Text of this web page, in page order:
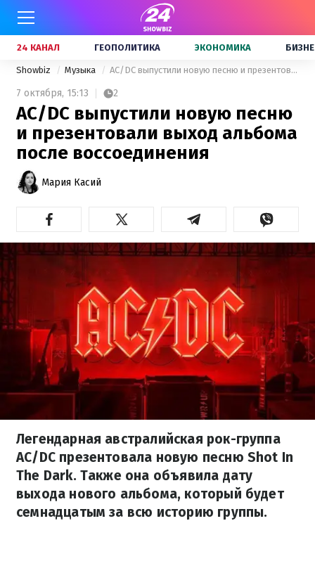
24 КАНАЛ ГЕОПОЛИТИКА ЭКОНОМИКА
Showbiz Музыка AC/DC выпустили новую песню и презентовали выход альбома после воссоединения
7 октября, 15:13 2
AC/DC выпустили новую песню
и презентовали выход альбома
после воссоединения
Мария Касий
Легендарная австралийская рок-группа
AC/DC презентовала новую песню Shot In
The Dark. Также она объявила дату
выхода нового альбома, который будет
семнадцатым за всю историю группы.